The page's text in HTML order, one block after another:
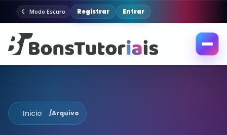
Modo Escuro Registrar Entrar
Abrir
Inicio /Arquivo